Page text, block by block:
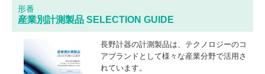
形番
産業別計測製品 SELECTION GUIDE
長野計器の計測製品は、テクノロジーのコ
アブランドとして様々な産業分野で活用さ
れています。